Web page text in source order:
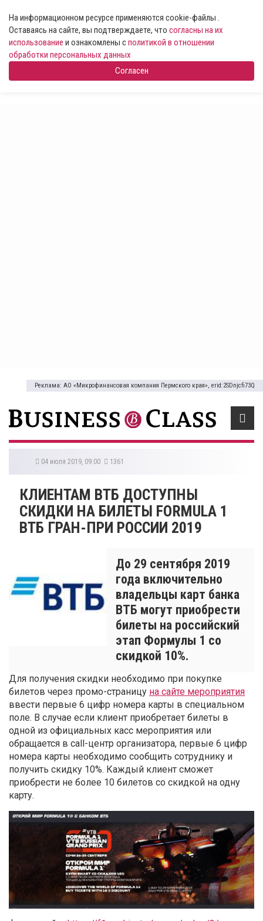
На информационном ресурсе применяются cookie-файлы .
Оставаясь на сайте, вы подтверждаете, что согласны на их
использование и ознакомлены сполитикой в отношении
обработки персональных данных
Согласен
Реклама: АО «Микрофинансовая компания Пермского края», erid:2SDnjcfi73Q
04 июля 2019, 09:00 1361
КЛИЕНТАМ ВТБ ДОСТУПНЫ
СКИДКИ НА БИЛЕТЫ FORMULA 1
ВТБ ГРАН-ПРИ РОССИИ 2019
До 29 сентября 2019
года включительно
владельцы карт банка
ВТБ могут приобрести
билеты на российский
этап Формулы 1 со
скидкой 10%.
Для получения скидки необходимо при покупке
билетов через промо-страницу на сайте мероприятия
ввести первые 6 цифр номера карты в специальном
поле. В случае если клиент приобретает билеты в
одной из официальных касс мероприятия или
обращается в call-центр организатора, первые 6 цифр
номера карты необходимо сообщить сотруднику и
получить скидку 10%. Каждый клиент сможет
приобрести не более 10 билетов со скидкой на одну
карту.